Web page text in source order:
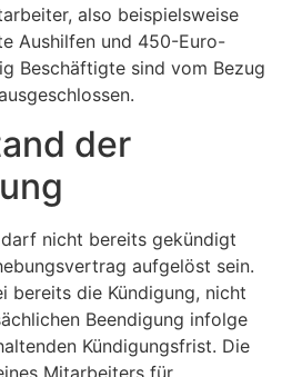
also beispielsweise
Aushilfen und 450-Euro-
Beschäftigte sind vom Bezug
der
nicht bereits gekündigt
aufgelöst sein.
bereits die Kündigung, nicht
Beendigung infolge
Kündigungsfrist. Die